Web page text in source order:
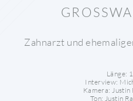
Zahnarzt und
Länge:
Interview:
Kamera: Justin
Ton: Justin